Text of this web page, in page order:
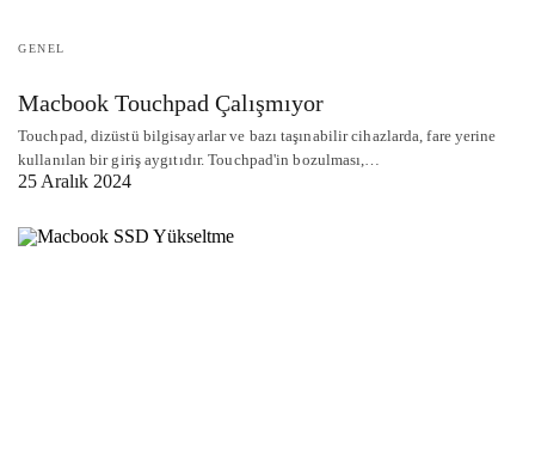
GENEL
Macbook Touchpad Çalışmıyor
Touchpad, dizüstü bilgisayarlar ve bazı taşınabilir cihazlarda, fare yerine
kullanılan bir giriş aygıtıdır. Touchpad'in bozulması,…
25 Aralık 2024